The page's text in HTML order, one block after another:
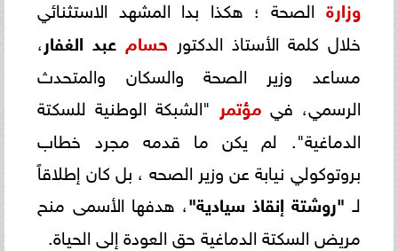
وزارة الصحة ؛ هكذا بدا المشهد الاستثنائي
خلال كلمة الأستاذ الدكتور حسام عبد الغفار،
مساعد وزير الصحة والسكان والمتحدث
الرسمي، فيمؤتمر "الشبكة الوطنية للسكتة
الدماغية". لم يكن ما قدمه مجرد خطاب
بروتوكولي نيابة عن وزير الصحه ، بل كان إطلاقاً
لـ "روشتة إنقاذ سيادية"، هدفها الأسمى منح
مريض السكتة الدماغية حق العودة إلى الحياة.